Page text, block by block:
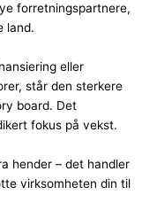
forretningspartnere,
land.
eller
står den sterkere
board. Det
fokus på vekst.
hender – det handler
virksomheten din til